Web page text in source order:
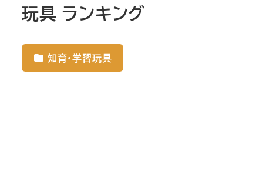
玩具 ランキング
知育・学習玩具